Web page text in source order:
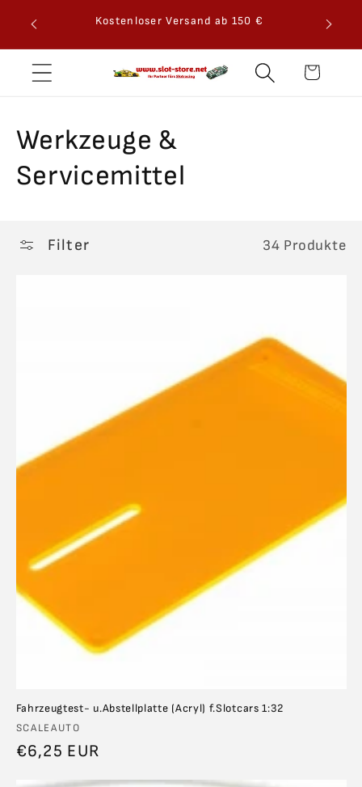
zum
30 Tage Rückgaberecht
Warenkorb
K
a
e
:
Werkzeuge &
Servicemittel
Filter 34 Produkte
Fahrzeugtest- u.Abstellplatte (Acryl) f.Slotcars 1:32
Anbieter:
SCALEAUTO
Normaler
€6,25 EUR